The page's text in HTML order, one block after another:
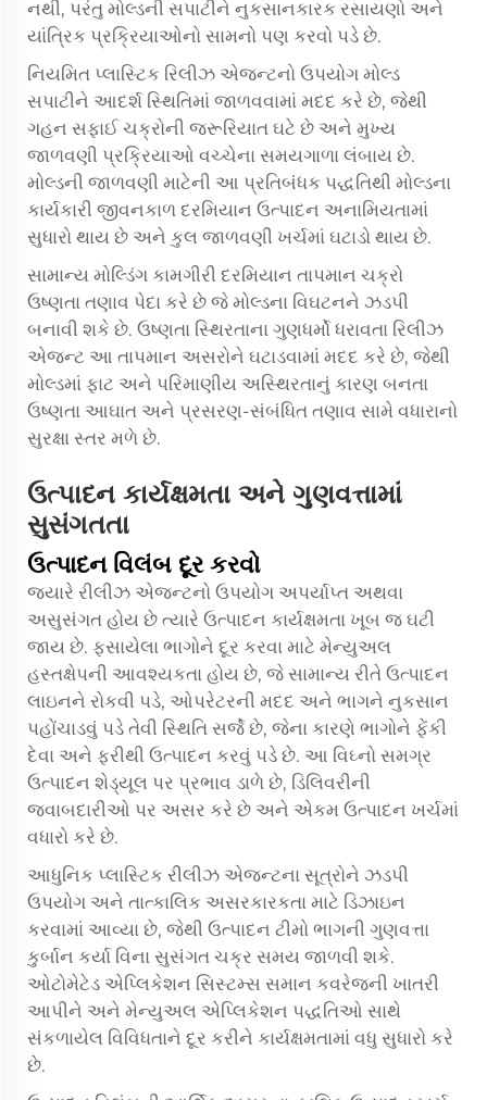
નથી, પરંતુ મોલ્ડની સપાટીને નુકસાનકારક રસાયણો અને
યાંત્રિક પ્રક્રિયાઓનો સામનો પણ કરવો પડે છે.
નિયમિત પ્લાસ્ટિક રિલીઝ એજન્ટનો ઉપયોગ મોલ્ડ
સપાટીને આદર્શ સ્થિતિમાં જાળવવામાં મદદ કરે છે, જેથી
ગહન સફાઈ ચક્રોની જરૂરિયાત ઘટે છે અને મુખ્ય
જાળવણી પ્રક્રિયાઓ વચ્ચેના સમયગાળા લંબાય છે.
મોલ્ડની જાળવણી માટેની આ પ્રતિબંધક પદ્ધતિથી મોલ્ડના
કાર્યકારી જીવનકાળ દરમિયાન ઉત્પાદન અનામિયતામાં
સુધારો થાય છે અને કુલ જાળવણી ખર્ચમાં ઘટાડો થાય છે.
સામાન્ય મોલ્ડિંગ કામગીરી દરમિયાન તાપમાન ચક્રો
ઉષ્ણતા તણાવ પેદા કરે છે જે મોલ્ડના વિઘટનને ઝડપી
બનાવી શકે છે. ઉષ્ણતા સ્થિરતાના ગુણધર્મો ધરાવતા રિલીઝ
એજન્ટ આ તાપમાન અસરોને ઘટાડવામાં મદદ કરે છે, જેથી
મોલ્ડમાં ફાટ અને પરિમાણીય અસ્થિરતાનું કારણ બનતા
ઉષ્ણતા આઘાત અને પ્રસરણ-સંબંધિત તણાવ સામે વધારાનો
સુરક્ષા સ્તર મળે છે.
ઉત્પાદન કાર્યક્ષમતા અને ગુણવત્તામાં
સુસંગતતા
ઉત્પાદન વિલંબ દૂર કરવો
જ્યારે રીલીઝ એજન્ટનો ઉપયોગ અપર્યાપ્ત અથવા
અસુસંગત હોય છે ત્યારે ઉત્પાદન કાર્યક્ષમતા ખૂબ જ ઘટી
જાય છે. ફસાયેલા ભાગોને દૂર કરવા માટે મેન્યુઅલ
હસ્તક્ષેપની આવશ્યકતા હોય છે, જે સામાન્ય રીતે ઉત્પાદન
લાઇનને રોકવી પડે, ઓપરેટરની મદદ અને ભાગને નુકસાન
પહોંચાડવું પડે તેવી સ્થિતિ સર્જે છે, જેના કારણે ભાગોને ફેંકી
દેવા અને ફરીથી ઉત્પાદન કરવું પડે છે. આ વિઘ્નો સમગ્ર
ઉત્પાદન શેડ્યૂલ પર પ્રભાવ ડાળે છે, ડિલિવરીની
જવાબદારીઓ પર અસર કરે છે અને એકમ ઉત્પાદન ખર્ચમાં
વધારો કરે છે.
આધુનિક પ્લાસ્ટિક રીલીઝ એજન્ટના સૂત્રોને ઝડપી
ઉપયોગ અને તાત્કાલિક અસરકારકતા માટે ડિઝાઇન
કરવામાં આવ્યા છે, જેથી ઉત્પાદન ટીમો ભાગની ગુણવત્તા
કુર્બાન કર્યા વિના સુસંગત ચક્ર સમય જાળવી શકે.
ઓટોમેટેડ એપ્લિકેશન સિસ્ટમ્સ સમાન કવરેજની ખાતરી
આપીને અને મેન્યુઅલ એપ્લિકેશન પદ્ધતિઓ સાથે
સંકળાયેલ વિવિધતાને દૂર કરીને કાર્યક્ષમતામાં વધુ સુધારો કરે
છે.